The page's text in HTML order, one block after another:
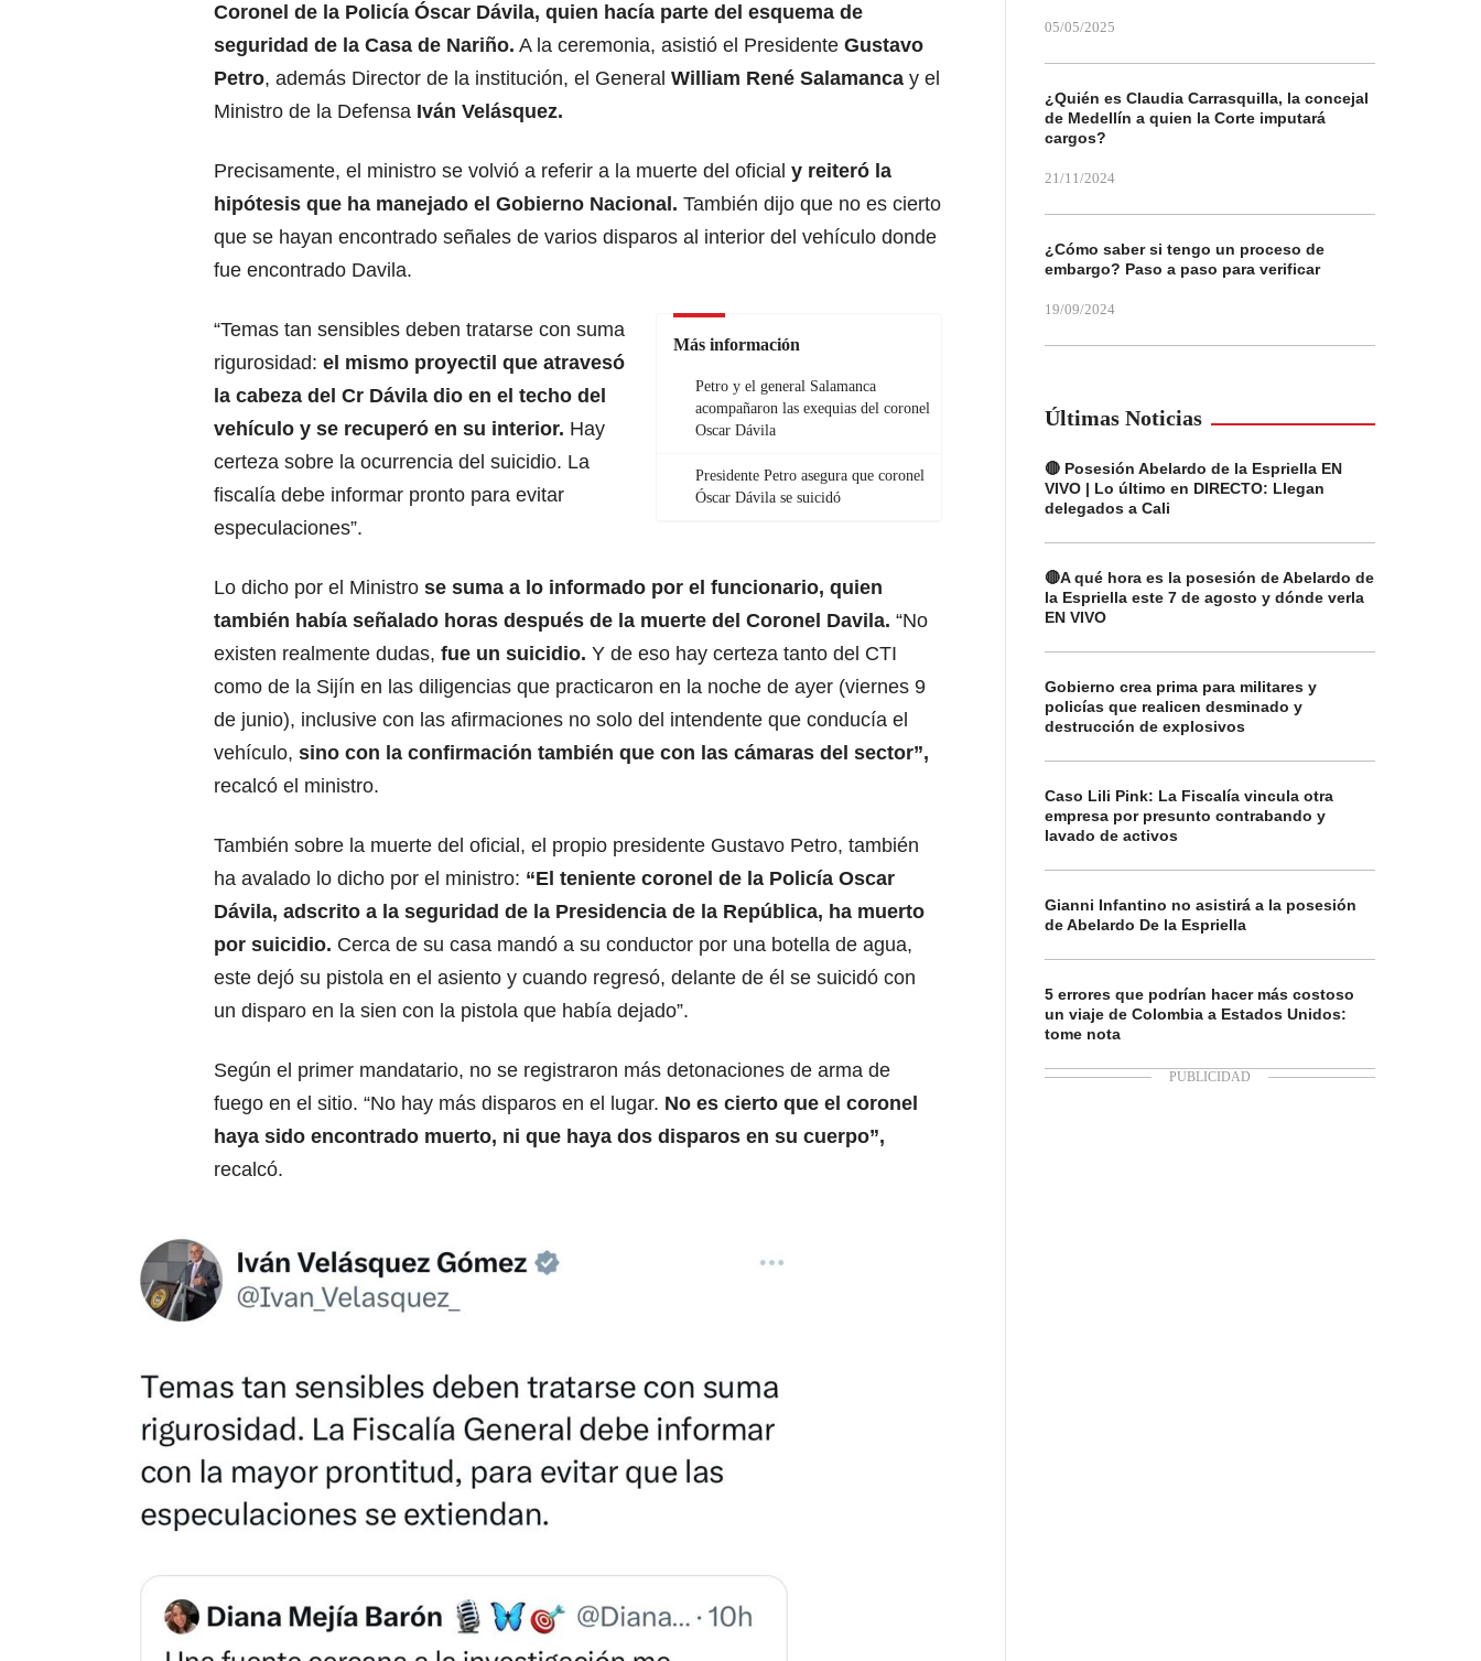
Coronel de la Policía Óscar Dávila, quien hacía parte del esquema de
seguridad de la Casa de Nariño. A la ceremonia, asistió el Presidente Gustavo
Petro, además Director de la institución, el General William René Salamanca y el
Ministro de la Defensa Iván Velásquez.
Precisamente, el ministro se volvió a referir a la muerte del oficial y reiteró la
hipótesis que ha manejado el Gobierno Nacional. También dijo que no es cierto
que se hayan encontrado señales de varios disparos al interior del vehículo donde
fue encontrado Davila.
Más información
Petro y el general Salamanca
acompañaron las exequias del coronel
Oscar Dávila
Presidente Petro asegura que coronel
Óscar Dávila se suicidó
“Temas tan sensibles deben tratarse con suma
rigurosidad: el mismo proyectil que atravesó
la cabeza del Cr Dávila dio en el techo del
vehículo y se recuperó en su interior. Hay
certeza sobre la ocurrencia del suicidio. La
fiscalía debe informar pronto para evitar
especulaciones”.
Lo dicho por el Ministro se suma a lo informado por el funcionario, quien
también había señalado horas después de la muerte del Coronel Davila. “No
existen realmente dudas, fue un suicidio. Y de eso hay certeza tanto del CTI
como de la Sijín en las diligencias que practicaron en la noche de ayer (viernes 9
de junio), inclusive con las afirmaciones no solo del intendente que conducía el
vehículo, sino con la confirmación también que con las cámaras del sector”,
recalcó el ministro.
También sobre la muerte del oficial, el propio presidente Gustavo Petro, también
ha avalado lo dicho por el ministro: “El teniente coronel de la Policía Oscar
Dávila, adscrito a la seguridad de la Presidencia de la República, ha muerto
por suicidio. Cerca de su casa mandó a su conductor por una botella de agua,
este dejó su pistola en el asiento y cuando regresó, delante de él se suicidó con
un disparo en la sien con la pistola que había dejado”.
Según el primer mandatario, no se registraron más detonaciones de arma de
fuego en el sitio. “No hay más disparos en el lugar. No es cierto que el coronel
haya sido encontrado muerto, ni que haya dos disparos en su cuerpo”,
recalcó.
05/05/2025
¿Quién es Claudia Carrasquilla, la concejal
de Medellín a quien la Corte imputará
cargos?
21/11/2024
¿Cómo saber si tengo un proceso de
embargo? Paso a paso para verificar
19/09/2024
Últimas Noticias
🔴 Posesión Abelardo de la Espriella EN
VIVO | Lo último en DIRECTO: Llegan
delegados a Cali
🔴A qué hora es la posesión de Abelardo de
la Espriella este 7 de agosto y dónde verla
EN VIVO
Gobierno crea prima para militares y
policías que realicen desminado y
destrucción de explosivos
Caso Lili Pink: La Fiscalía vincula otra
empresa por presunto contrabando y
lavado de activos
Gianni Infantino no asistirá a la posesión
de Abelardo De la Espriella
5 errores que podrían hacer más costoso
un viaje de Colombia a Estados Unidos:
tome nota